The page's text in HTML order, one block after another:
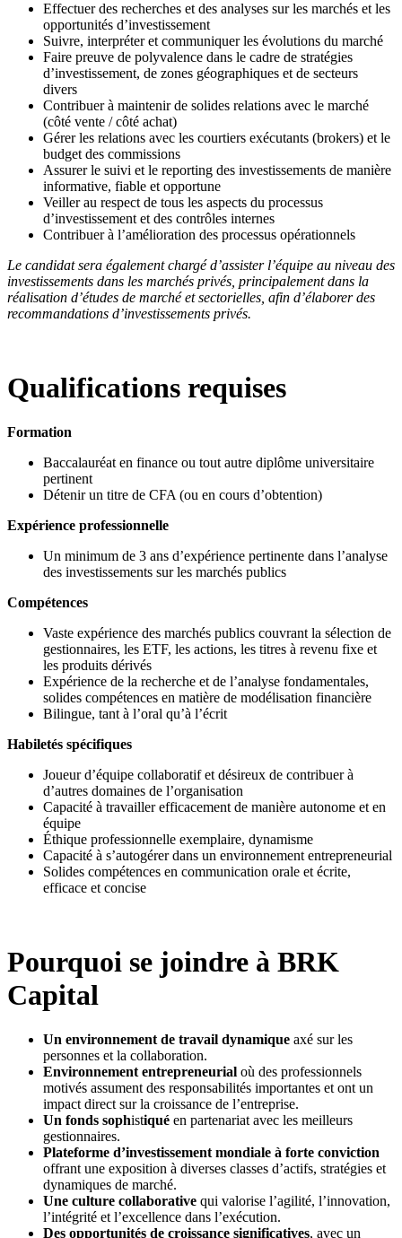
Effectuer des recherches et des analyses sur les marchés et les
opportunités d’investissement
Suivre, interpréter et communiquer les évolutions du marché
Faire preuve de polyvalence dans le cadre de stratégies
d’investissement, de zones géographiques et de secteurs
divers
Contribuer à maintenir de solides relations avec le marché
(côté vente / côté achat)
Gérer les relations avec les courtiers exécutants (brokers) et le
budget des commissions
Assurer le suivi et le reporting des investissements de manière
informative, fiable et opportune
Veiller au respect de tous les aspects du processus
d’investissement et des contrôles internes
Contribuer à l’amélioration des processus opérationnels
Le candidat sera également chargé d’assister l’équipe au niveau des
investissements dans les marchés privés, principalement dans la
réalisation d’études de marché et sectorielles, afin d’élaborer des
recommandations d’investissements privés.
Qualifications requises
Formation
Baccalauréat en finance ou tout autre diplôme universitaire
pertinent
Détenir un titre de CFA (ou en cours d’obtention)
Expérience professionnelle
Un minimum de 3 ans d’expérience pertinente dans l’analyse
des investissements sur les marchés publics
Compétences
Vaste expérience des marchés publics couvrant la sélection de
gestionnaires, les ETF, les actions, les titres à revenu fixe et
les produits dérivés
Expérience de la recherche et de l’analyse fondamentales,
solides compétences en matière de modélisation financière
Bilingue, tant à l’oral qu’à l’écrit
Habiletés spécifiques
Joueur d’équipe collaboratif et désireux de contribuer à
d’autres domaines de l’organisation
Capacité à travailler efficacement de manière autonome et en
équipe
Éthique professionnelle exemplaire, dynamisme
Capacité à s’autogérer dans un environnement entrepreneurial
Solides compétences en communication orale et écrite,
efficace et concise
Pourquoi se joindre à BRK
Capital
Un environnement de travail dynamique axé sur les
personnes et la collaboration.
Environnement entrepreneurial où des professionnels
motivés assument des responsabilités importantes et ont un
impact direct sur la croissance de l’entreprise.
Un fonds sophistiqué en partenariat avec les meilleurs
gestionnaires.
Plateforme d’investissement mondiale à forte conviction
offrant une exposition à diverses classes d’actifs, stratégies et
dynamiques de marché.
Une culture collaborative qui valorise l’agilité, l’innovation,
l’intégrité et l’excellence dans l’exécution.
Des opportunités de croissance significatives, avec un